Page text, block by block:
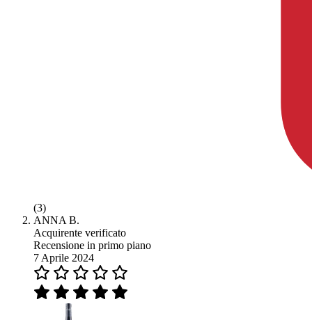
(3)
ANNA B.
Acquirente verificato
Recensione in primo piano
7 Aprile 2024